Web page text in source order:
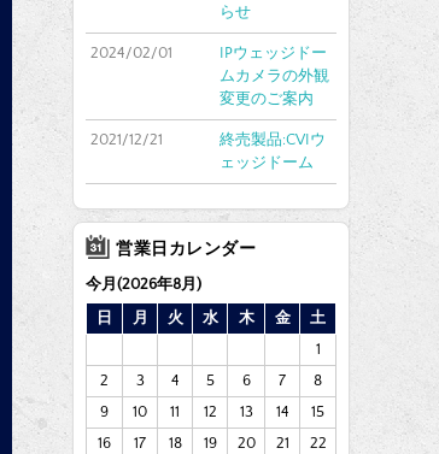
らせ
2024/02/01
IPウェッジドー
ムカメラの外観
変更のご案内
2021/12/21
終売製品:CVIウ
ェッジドーム
営業日カレンダー
今月(2026年8月)
日
月 火 水 木 金
土
1
2
3 4 5 6 7
8
9
10 11 12 13 14
15
16
17 18 19 20 21
22